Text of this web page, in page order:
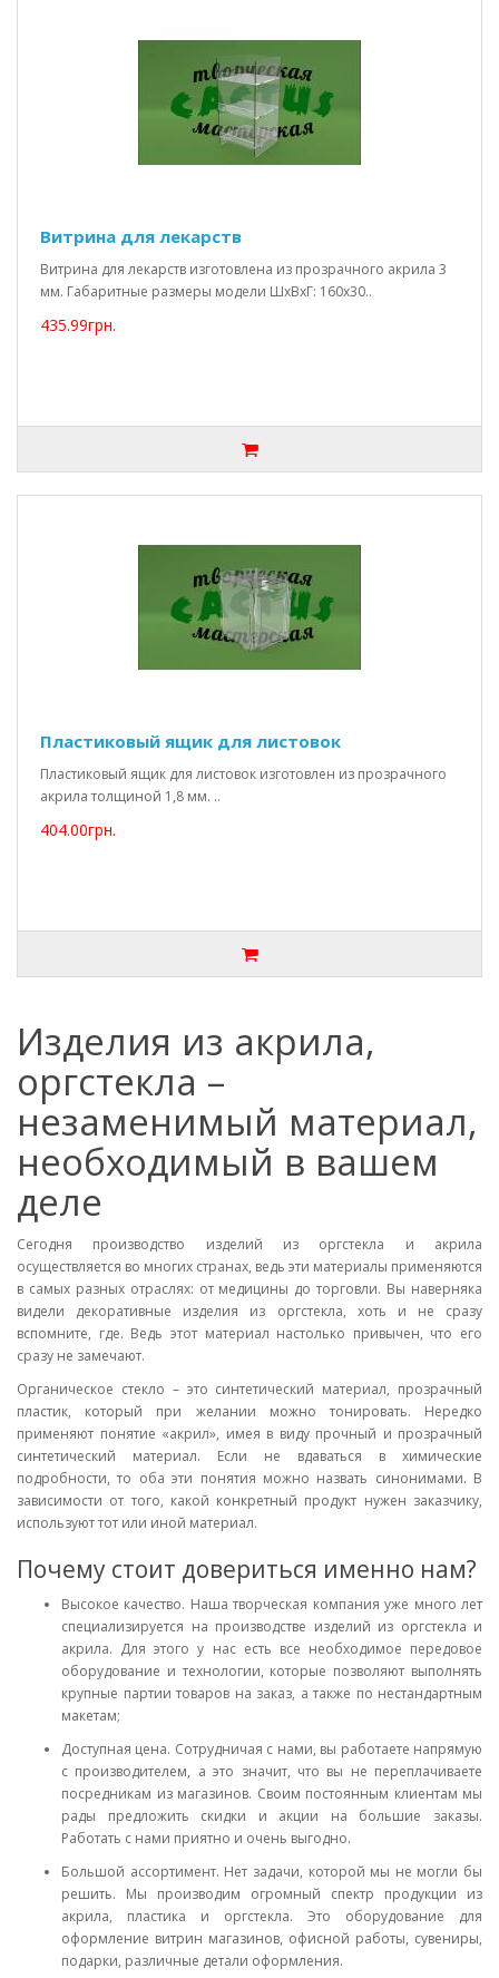
Витрина для лекарств
Витрина для лекарств изготовлена из прозрачного акрила 3
мм. Габаритные размеры модели ШхВхГ: 160х30..
435.99грн.
Пластиковый ящик для листовок
Пластиковый ящик для листовок изготовлен из прозрачного
акрила толщиной 1,8 мм. ..
404.00грн.
Изделия из акрила,
оргстекла –
незаменимый материал,
необходимый в вашем
деле
Сегодня производство изделий из оргстекла и акрила
осуществляется во многих странах, ведь эти материалы применяются
в самых разных отраслях: от медицины до торговли. Вы наверняка
видели декоративные изделия из оргстекла, хоть и не сразу
вспомните, где. Ведь этот материал настолько привычен, что его
сразу не замечают.
Органическое стекло – это синтетический материал, прозрачный
пластик, который при желании можно тонировать. Нередко
применяют понятие «акрил», имея в виду прочный и прозрачный
синтетический материал. Если не вдаваться в химические
подробности, то оба эти понятия можно назвать синонимами. В
зависимости от того, какой конкретный продукт нужен заказчику,
используют тот или иной материал.
Почему стоит довериться именно нам?
Высокое качество. Наша творческая компания уже много лет
специализируется на производстве изделий из оргстекла и
акрила. Для этого у нас есть все необходимое передовое
оборудование и технологии, которые позволяют выполнять
крупные партии товаров на заказ, а также по нестандартным
макетам;
Доступная цена. Сотрудничая с нами, вы работаете напрямую
с производителем, а это значит, что вы не переплачиваете
посредникам из магазинов. Своим постоянным клиентам мы
рады предложить скидки и акции на большие заказы.
Работать с нами приятно и очень выгодно.
Большой ассортимент. Нет задачи, которой мы не могли бы
решить. Мы производим огромный спектр продукции из
акрила, пластика и оргстекла. Это оборудование для
оформление витрин магазинов, офисной работы, сувениры,
подарки, различные детали оформления.